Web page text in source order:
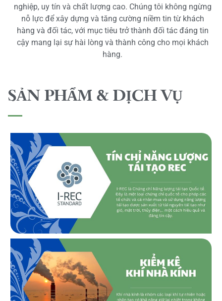
nghiệp, uy tín và chất lượng cao. Chúng tôi không ngừng
nỗ lực để xây dựng và tăng cường niềm tin từ khách
hàng và đối tác, với mục tiêu trở thành đối tác đáng tin
cậy mang lại sự hài lòng và thành công cho mọi khách
hàng.
SẢN PHẨM & DỊCH VỤ